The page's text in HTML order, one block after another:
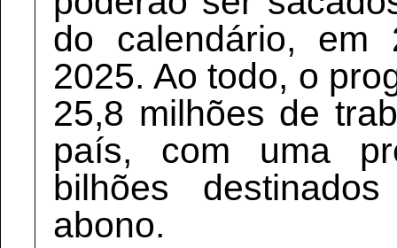
do calendário, em
2025. Ao todo, o
25,8 milhões de
país, com uma
bilhões
abono.